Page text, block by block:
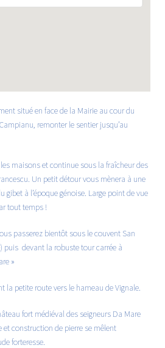
situé en face de la Mairie au cour du
remonter le sentier jusqu’au
maisons et continue sous la fraîcheur des
Un petit détour vous mènera à une
gibet à l’époque génoise. Large point de vue
tout temps !
passerez bientôt sous le couvent San
puis devant la robuste tour carrée à
»
la petite route vers le hameau de Vignale.
fort médiéval des seigneurs Da Mare
et construction de pierre se mêlent
forteresse.